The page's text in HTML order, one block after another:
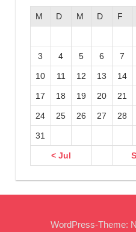
M D M D F
3 4 5 6 7
10 11 12 13 14
17 18 19 20 21
24 25 26 27 28
31
< Jul
WordPress-Theme: